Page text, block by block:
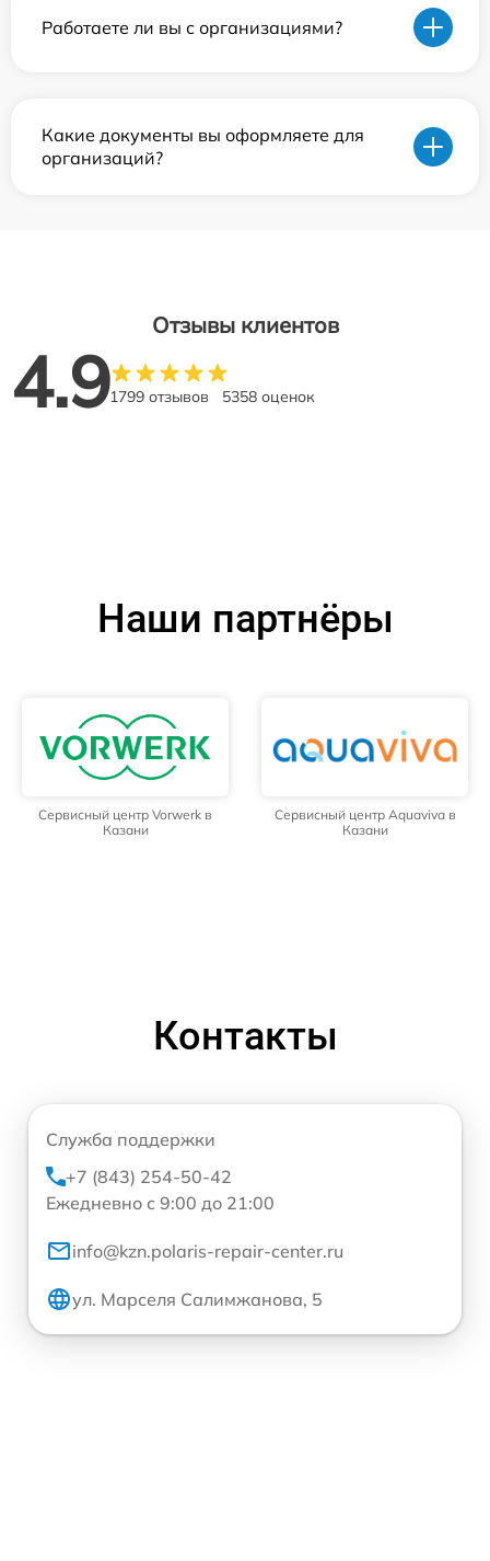
Работаете ли вы с организациями?
Какие документы вы оформляете для
организаций?
Отзывы клиентов
4.91799 отзывов 5358 оценок
Наши партнёры
Сервисный центр Vorwerk в
Казани
Сервисный центр Aquaviva в
Казани
Контакты
Служба поддержки
+7 (843) 254-50-42
Ежедневно с 9:00 до 21:00
info@kzn.polaris-repair-center.ru
ул. Марселя Салимжанова, 5